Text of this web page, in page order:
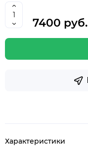
7400 руб.
Характеристики